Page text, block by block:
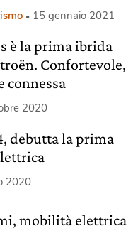
15 gennaio 2021
è la prima ibrida
Confortevole,
connessa
2020
debutta la prima
2020
mobilità elettrica